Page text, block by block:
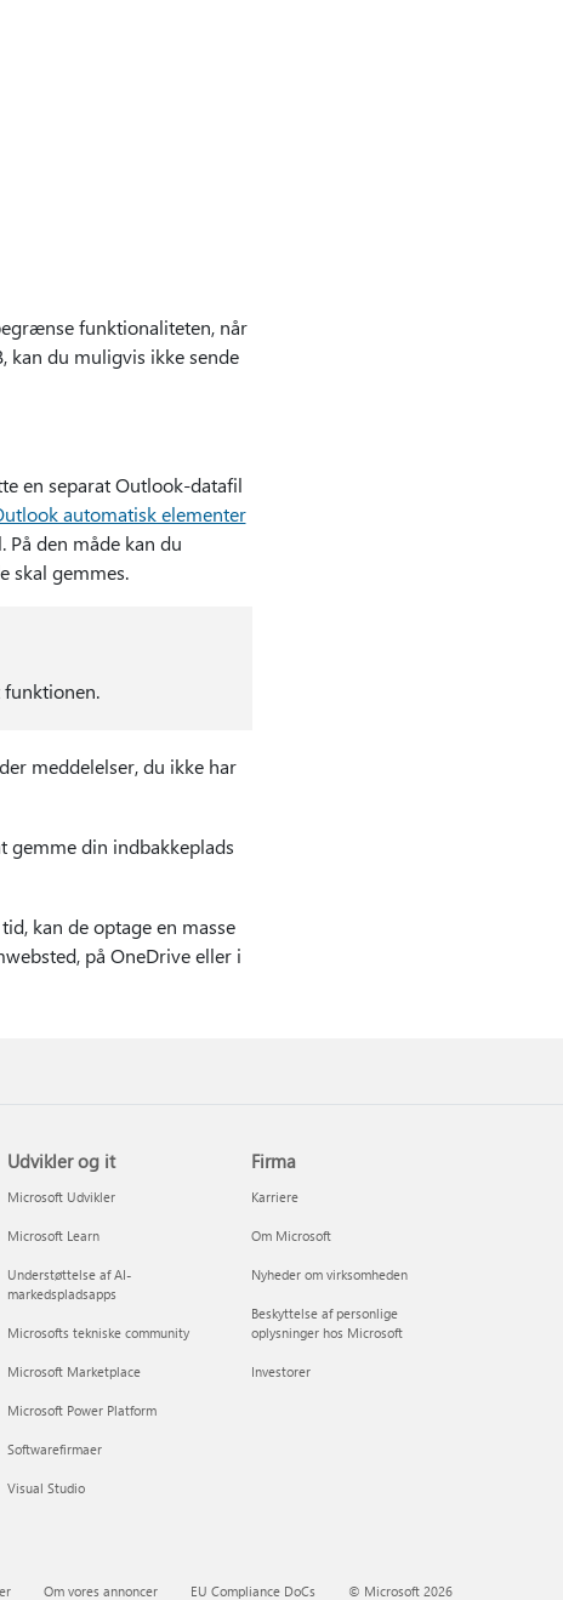
funktionaliteten, når
kan du muligvis ikke sende
en separat Outlook-datafil
automatisk elementer
På den måde kan du
skal gemmes.
meddelelser, du ikke har
gemme din indbakkeplads
kan de optage en masse
på OneDrive eller i
Udvikler og it
Microsoft Udvikler
Microsoft Learn
Understøttelse af AI-
markedspladsapps
Microsofts tekniske community
Microsoft Marketplace
Microsoft Power Platform
Softwarefirmaer
Visual Studio
Firma
Karriere
Om Microsoft
Nyheder om virksomheden
Beskyttelse af personlige
oplysninger hos Microsoft
Investorer
Om vores annoncer EU Compliance DoCs © Microsoft 2026